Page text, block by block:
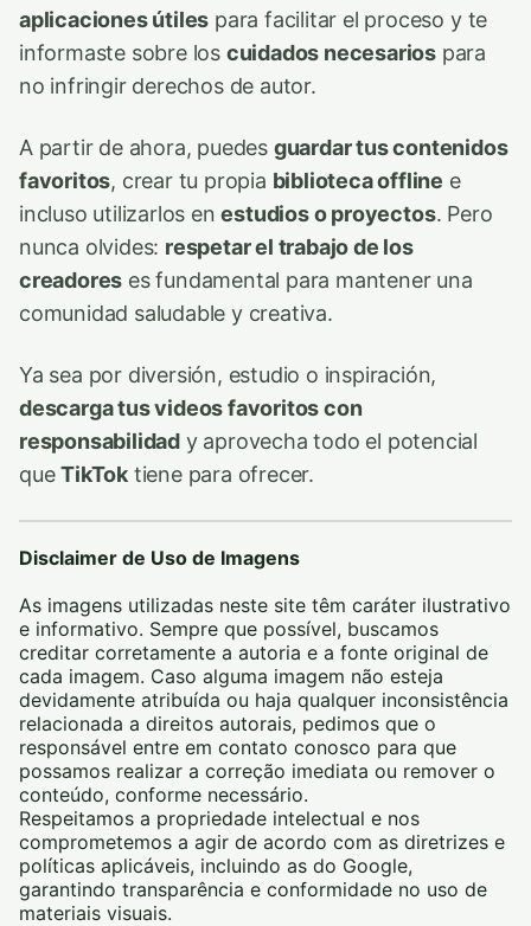
aplicaciones útiles para facilitar el proceso y te
informaste sobre los cuidados necesarios para
no infringir derechos de autor.
A partir de ahora, puedes guardar tus contenidos
favoritos, crear tu propia biblioteca offline e
incluso utilizarlos enestudios o proyectos. Pero
nunca olvides: respetar el trabajo de los
creadores es fundamental para mantener una
comunidad saludable y creativa.
Ya sea por diversión, estudio o inspiración,
descarga tus videos favoritos con
responsabilidad y aprovecha todo el potencial
queTikTok tiene para ofrecer.
Disclaimer de Uso de Imagens
As imagens utilizadas neste site têm caráter ilustrativo
e informativo. Sempre que possível, buscamos
creditar corretamente a autoria e a fonte original de
cada imagem. Caso alguma imagem não esteja
devidamente atribuída ou haja qualquer inconsistência
relacionada a direitos autorais, pedimos que o
responsável entre em contato conosco para que
possamos realizar a correção imediata ou remover o
conteúdo, conforme necessário.
Respeitamos a propriedade intelectual e nos
comprometemos a agir de acordo com as diretrizes e
políticas aplicáveis, incluindo as do Google,
garantindo transparência e conformidade no uso de
materiais visuais.